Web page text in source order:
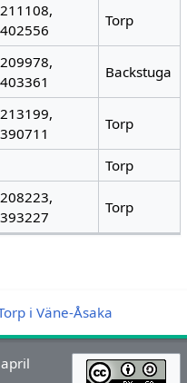
Torp
Backstuga
Torp
Torp
Torp
i Väne-Åsaka